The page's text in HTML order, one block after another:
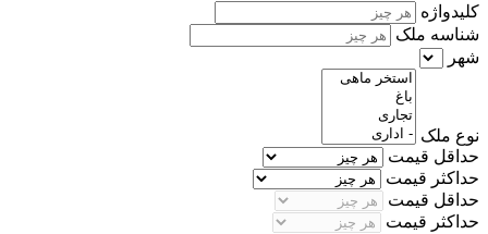
کلیدواژه
شناسه ملک
شهر
نوع ملک
حداقل قیمت
حداکثر قیمت
حداقل قیمت
حداکثر قیمت